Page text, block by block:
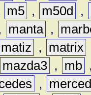
m5 , m50d ,
manta ,
matiz , matrix
mazda3 , mb
,